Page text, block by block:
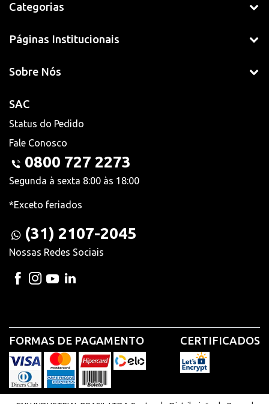
Categorias
Páginas Institucionais
Sobre Nós
SAC
Status do Pedido
Fale Conosco
0800 727 2273
Segunda à sexta 8:00 às 18:00
*Exceto feriados
(31) 2107-2045
Nossas Redes Sociais
FORMAS DE PAGAMENTO CERTIFICADOS